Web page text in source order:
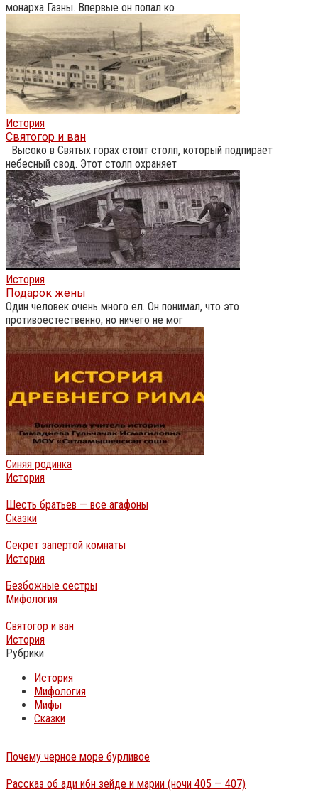
монарха Газны. Впервые он попал ко
История
Святогор и ван
Высоко в Святых горах стоит столп, который подпирает
небесный свод. Этот столп охраняет
История
Подарок жены
Один человек очень много ел. Он понимал, что это
противоестественно, но ничего не мог
Синяя родинка
История
Шесть братьев — все агафоны
Сказки
Секрет запертой комнаты
История
Безбожные сестры
Мифология
Святогор и ван
История
Рубрики
История
Мифология
Мифы
Сказки
Почему черное море бурливое
Рассказ об ади ибн зейде и марии (ночи 405 — 407)